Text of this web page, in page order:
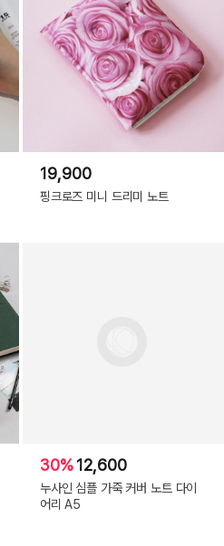
19,900
핑크로즈 미니 드리미 노트
30%12,600
누사인 심플 가죽 커버 노트 다이
어리 A5